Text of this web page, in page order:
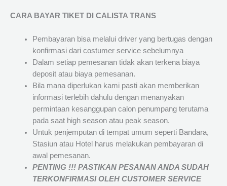
CARA BAYAR TIKET DI CALISTA TRANS
Pembayaran bisa melalui driver yang bertugas dengan
konfirmasi dari costumer service sebelumnya
Dalam setiap pemesanan tidak akan terkena biaya
deposit atau biaya pemesanan.
Bila mana diperlukan kami pasti akan memberikan
informasi terlebih dahulu dengan menanyakan
permintaan kesanggupan calon penumpang terutama
pada saat high season atau peak season.
Untuk penjemputan di tempat umum seperti Bandara,
Stasiun atau Hotel harus melakukan pembayaran di
awal pemesanan.
PENTING !!! PASTIKAN PESANAN ANDA SUDAH
TERKONFIRMASI OLEH CUSTOMER SERVICE